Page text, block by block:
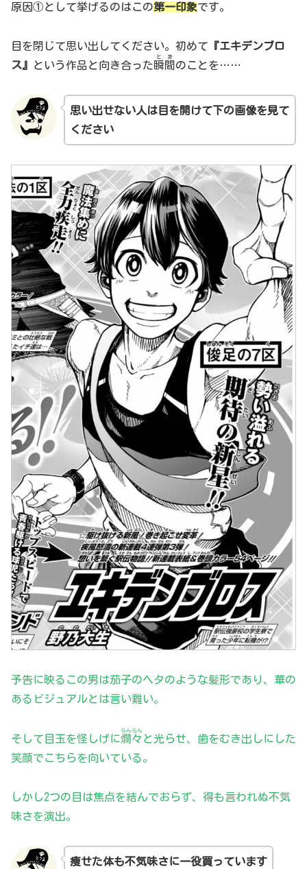
原因①として挙げるのはこの第一印象です。
目を閉じて思い出してください。初めて 『エキデンブロ
ス』
という作品と向き合った 瞬間
とき
のことを……
思い出せない人は目を開けて下の画像を見て
ください
予告に映るこの男は茄子のヘタのような髪形であり、華の
あるビジュアルとは言い難い。
そして目玉を怪しげに爛々
らんらん
と光らせ、歯をむき出しにした
笑顔でこちらを向いている。
しかし2つの目は焦点を結んでおらず、得も言われぬ不気
味さを演出。
痩せた体も不気味さに一役買っています